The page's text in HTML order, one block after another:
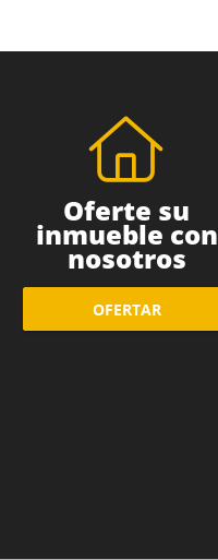
Oferte su
inmueble con
nosotros
OFERTAR